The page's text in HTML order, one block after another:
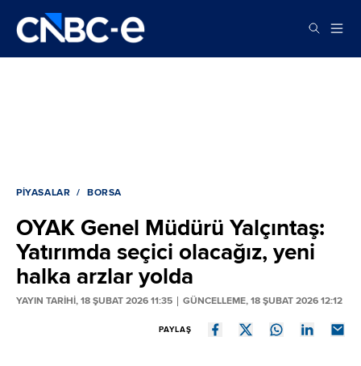
PIYASALAR BORSA
OYAK Genel Müdürü Yalçıntaş:
Yatırımda seçici olacağız, yeni
halka arzlar yolda
YAYIN TARİHİ, 18 ŞUBAT 2026 11:35 GÜNCELLEME, 18 ŞUBAT 2026 12:12
PAYLAŞ